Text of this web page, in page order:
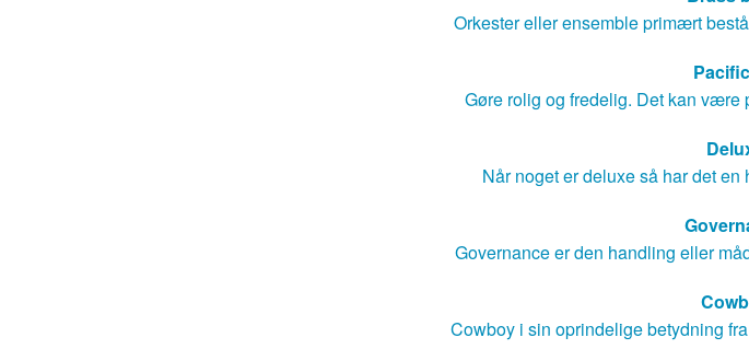
Orkester eller ensemble primært
Gøre rolig og fredelig. Det kan være
Når noget er deluxe så har det en
Governance er den handling eller
Cowboy i sin oprindelige betydning